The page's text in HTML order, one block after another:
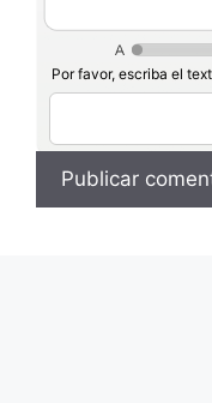
Por favor, escriba el